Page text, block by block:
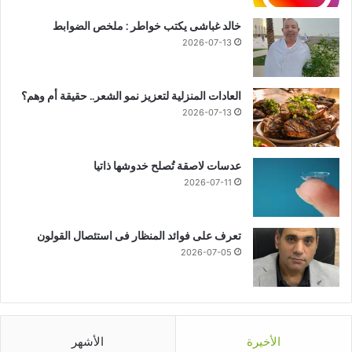
خالد غباشى يكتب خواطر : ملخص الضوابط
2026-07-13
العادات المنزلية لتعزيز نمو الشعر.. حقيقة أم وهم؟
2026-07-13
عدسات لاصقة تُصلح خدوشها ذاتيا
2026-07-11
تعرف على فوائد المنظار فى استئصال القولون
2026-07-05
الأخيرة الأشهر